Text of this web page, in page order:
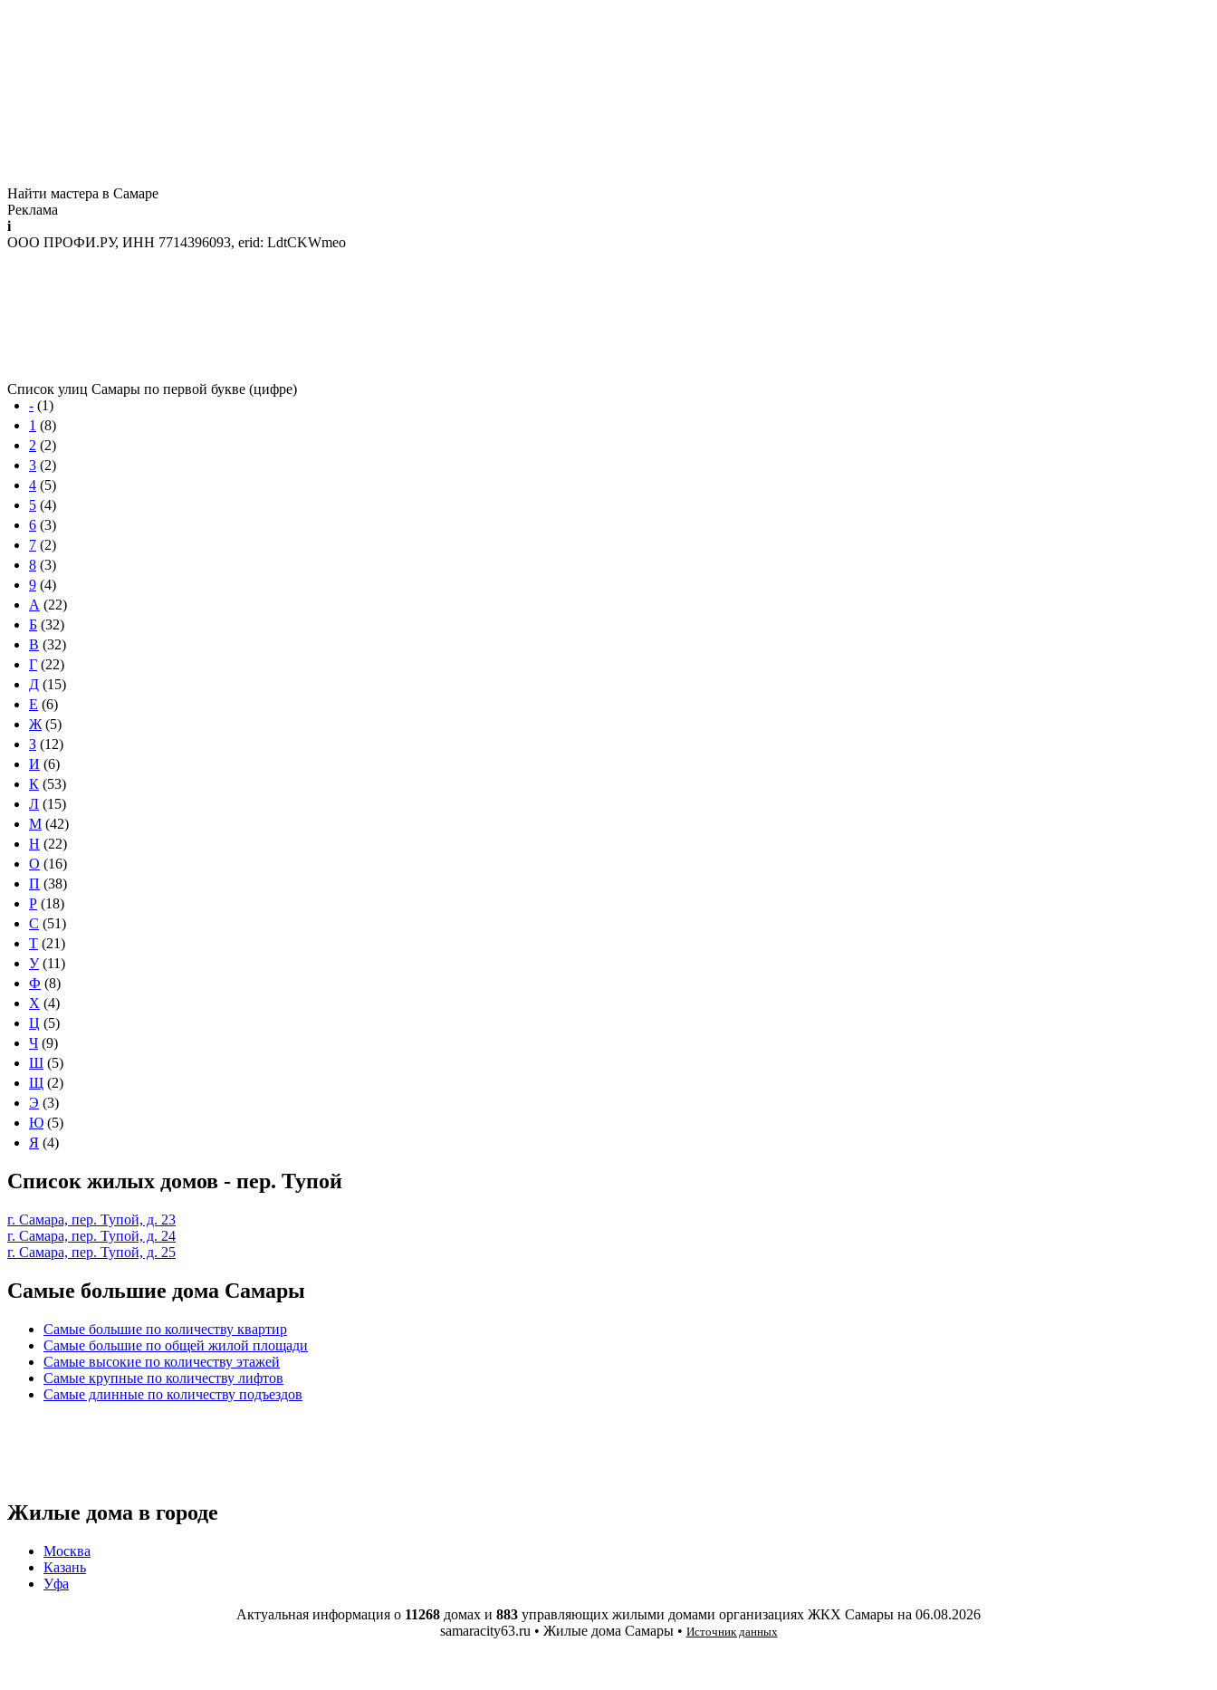
Найти мастера в Самаре
Реклама
i
ООО ПРОФИ.РУ, ИНН 7714396093, erid: LdtCKWmeo
Список улиц Самары по первой букве (цифре)
- (1)
1 (8)
2 (2)
3 (2)
4 (5)
5 (4)
6 (3)
7 (2)
8 (3)
9 (4)
А (22)
Б (32)
В (32)
Г (22)
Д (15)
Е (6)
Ж (5)
З (12)
И (6)
К (53)
Л (15)
М (42)
Н (22)
О (16)
П (38)
Р (18)
С (51)
Т (21)
У(11)
Ф (8)
Х (4)
Ц (5)
Ч (9)
Ш (5)
Щ (2)
Э (3)
Ю (5)
Я (4)
Список жилых домов - пер. Тупой
г. Самара, пер. Тупой, д. 23
г. Самара, пер. Тупой, д. 24
г. Самара, пер. Тупой, д. 25
Самые большие дома Самары
Самые большие по количеству квартир
Самые большие по общей жилой площади
Самые высокие по количеству этажей
Самые крупные по количеству лифтов
Самые длинные по количеству подъездов
Жилые дома в городе
Москва
Казань
Уфа
Актуальная информация о 11268 домах и 883 управляющих жилыми домами организациях ЖКХ Самары на 06.08.2026
samaracity63.ru • Жилые дома Самары • Источник данных